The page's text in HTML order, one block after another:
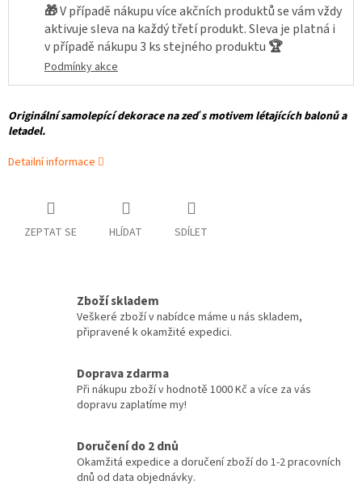
🎁V případě nákupu více akčních produktů se vám vždy
aktivuje sleva na každý třetí produkt. Sleva je platná i
v případě nákupu 3 ks stejného produktu 🏆
Podmínky akce
Originální samolepící dekorace na zeď s motivem létajících balonů a
letadel.
Detailní informace
ZEPTAT SE HLÍDAT SDÍLET
Zboží skladem
Veškeré zboží v nabídce máme u nás skladem,
připravené k okamžité expedici.
Doprava zdarma
Při nákupu zboží v hodnotě 1000 Kč a více za vás
dopravu zaplatíme my!
Doručení do 2 dnů
Okamžitá expedice a doručení zboží do 1-2 pracovních
dnů od data objednávky.